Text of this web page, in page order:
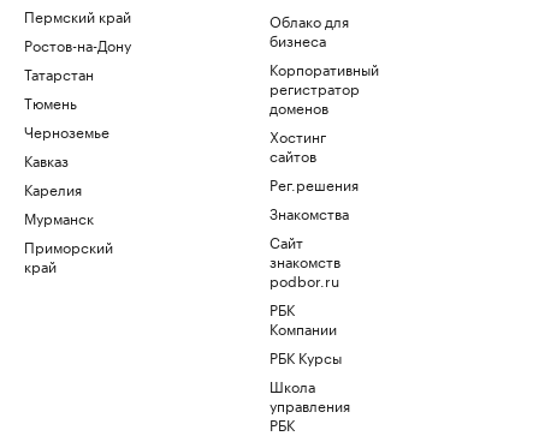
Пермский край
Ростов-на-Дону
Татарстан
Тюмень
Черноземье
Кавказ
Карелия
Мурманск
Приморский
край
Облако для
бизнеса
Корпоративный
регистратор
доменов
Хостинг
сайтов
Рег.решения
Знакомства
Сайт
знакомств
podbor.ru
РБК
Компании
РБК Курсы
Школа
управления
РБК